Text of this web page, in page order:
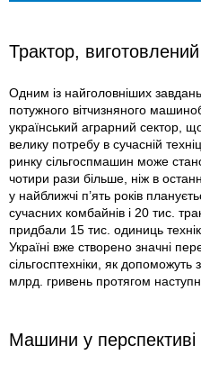
Трактор, виготовлений
Одним iз найголовніших
потужного вітчизняного
український аграрний сектор,
велику потребу в сучасній
ринку сільгоспмашин може
чотири рази більше, ніж в
у найближчі п’ять років
сучасних комбайнів і 20 тис.
придбали 15 тис. одиниць
Україні вже створено значні
сільгосптехніки, як
млрд. гривень протягом
Машини у перспективі